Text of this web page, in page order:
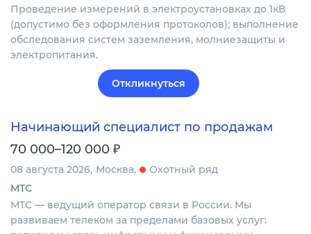
Проведение измерений в электроустановках до 1кВ
(допустимо без оформления протоколов); выполнение
обследования систем заземления, молниезащиты и
электропитания.
Откликнуться
Начинающий специалист по продажам
70 000–120 000 ₽
08 августа 2026 Москва
Охотный ряд
МТС
МТС — ведущий оператор связи в России. Мы
развиваем телеком за пределами базовых услуг: